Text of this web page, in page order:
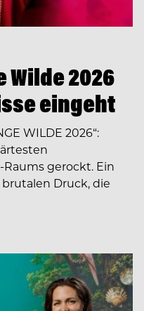
Wilde 2026
eingeht
WILDE 2026“:
gerockt. Ein
Druck, die